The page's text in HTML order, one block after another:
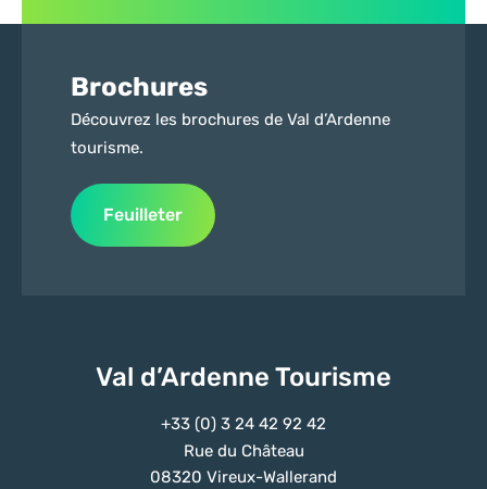
Brochures
Découvrez les brochures de Val d’Ardenne
tourisme.
Feuilleter
Val d’Ardenne Tourisme
+33 (0) 3 24 42 92 42
Rue du Château
08320 Vireux-Wallerand